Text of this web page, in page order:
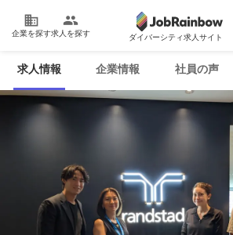
domain
企業を探す
people
求人を探す ダイバーシティ求人サイト
求人情報 企業情報 社員の声
プライバシーポリシー
採用をお考えの企業様
お問い合わせ
JobRainbow MAGAZINE